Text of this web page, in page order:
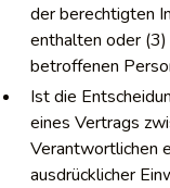
der berechtigten
enthalten oder
betroffenen
Ist die
eines Vertrags
Verantwortlichen
ausdrücklicher